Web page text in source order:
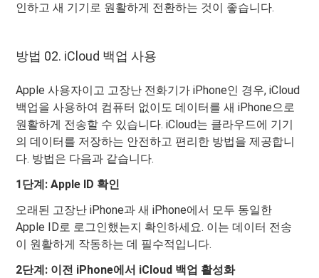
인하고 새 기기로 원활하게 전환하는 것이 좋습니다.
방법 02. iCloud 백업 사용
Apple 사용자이고 고장난 전화기가 iPhone인 경우, iCloud
백업을 사용하여 컴퓨터 없이도 데이터를 새 iPhone으로
원활하게 전송할 수 있습니다. iCloud는 클라우드에 기기
의 데이터를 저장하는 안전하고 편리한 방법을 제공합니
다. 방법은 다음과 같습니다.
1단계: Apple ID 확인
오래된 고장난 iPhone과 새 iPhone에서 모두 동일한
Apple ID로 로그인했는지 확인하세요. 이는 데이터 전송
이 원활하게 작동하는 데 필수적입니다.
2단계: 이전 iPhone에서 iCloud 백업 활성화